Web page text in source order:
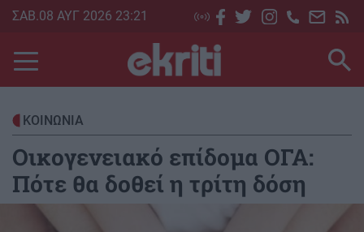
Skip
main
content
ΣΑΒ.08 ΑΥΓ 2026 23:21
ΚΟΙΝΩΝΙΑ
Οικογενειακό επίδομα ΟΓΑ:
Πότε θα δοθεί η τρίτη δόση